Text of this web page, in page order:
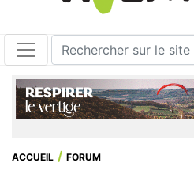
ACCUEIL FORUM